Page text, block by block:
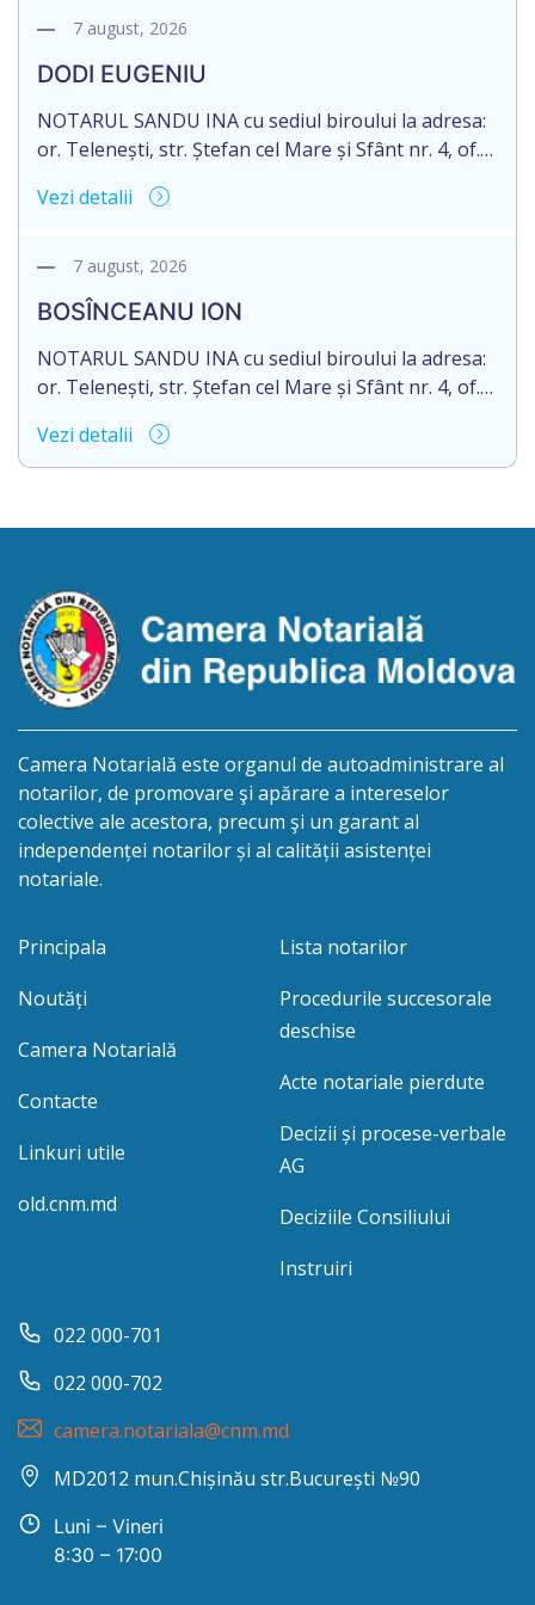
decedat/ă la 16 mai 2026. Eliberarea certificatului de
de 16.05.2027 termenul de opțiune pentru
acceptarea […]
7 august, 2026
DODI EUGENIU
NOTARUL SANDU INA cu sediul biroului la adresa:
or. Telenești, str. Ștefan cel Mare și Sfânt nr. 4, of.
succesorale în urma decesului cet. DODI EUGENIU,
2003035009604, decedat/ă la data de 12.01.2026
/doisprezece ianuarie anul două mii douăzeci și
șase/. Eliberarea certificatului de moștenitor este
[…]
Vezi detalii
7 august, 2026
BOSÎNCEANU ION
NOTARUL SANDU INA cu sediul biroului la adresa:
or. Telenești, str. Ștefan cel Mare și Sfânt nr. 4, of.
succesorale în urma decesului cet. BOSÎNCEANU
ION, născut/ă la 21.07.1980, cod personal
/cincisprezece mai anul două mii douăzeci și unu/.
Vezi detalii
Camera Notarială este organul de autoadministrare al
notarilor, de promovare şi apărare a intereselor
colective ale acestora, precum şi un garant al
independenței notarilor și al calității asistenței
notariale.
Principala
Noutăți
Camera Notarială
Contacte
Linkuri utile
old.cnm.md
Lista notarilor
Procedurile succesorale
deschise
Acte notariale pierdute
Decizii și procese-verbale
AG
Deciziile Consiliului
Instruiri
022 000-701
022 000-702
camera.notariala@cnm.md
MD2012 mun.Chișinău str.București №90
Luni – Vineri
8:30 – 17:00